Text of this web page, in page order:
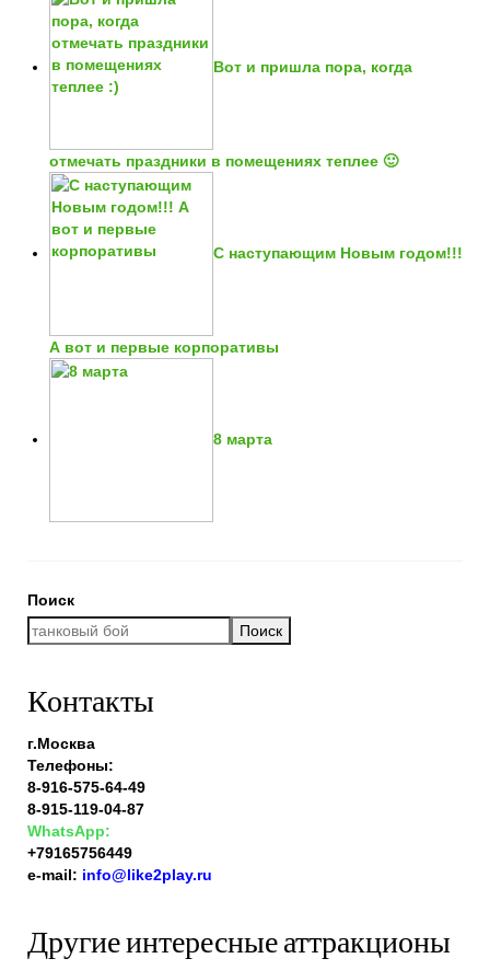
Вот и пришла пора, когда
отмечать праздники в помещениях теплее 🙂
С наступающим Новым годом!!!
А вот и первые корпоративы
8 марта
Поиск
Поиск
Контакты
г.Москва
Телефоны:
8-916-575-64-49
8-915-119-04-87
WhatsApp:
+79165756449
e-mail: info@like2play.ru
Другие интересные аттракционы